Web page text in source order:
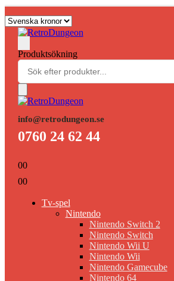
Produktsökning
info@retrodungeon.se
0760 24 62 44
00
00
Tv-spel
Nintendo
Nintendo Switch 2
Nintendo Switch
Nintendo Wii U
Nintendo Wii
Nintendo Gamecube
Nintendo 64